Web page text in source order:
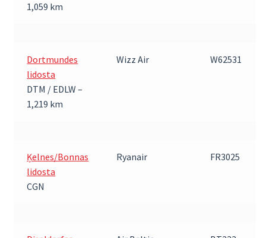
1,059 km
Dortmundes
lidosta
DTM / EDLW –
1,219 km
Wizz Air W62531
Ķelnes/Bonnas
lidosta
CGN
Ryanair FR3025